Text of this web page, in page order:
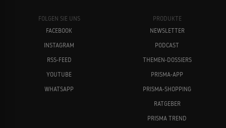
FOLGEN SIE UNS
FACEBOOK
INSTAGRAM
RSS-FEED
YOUTUBE
WHATSAPP
PRODUKTE
NEWSLETTER
PODCAST
THEMEN-DOSSIERS
PRISMA-APP
PRISMA-SHOPPING
RATGEBER
PRISMA TREND